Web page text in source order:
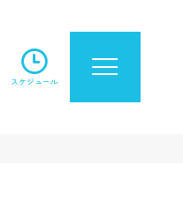
スケジュール